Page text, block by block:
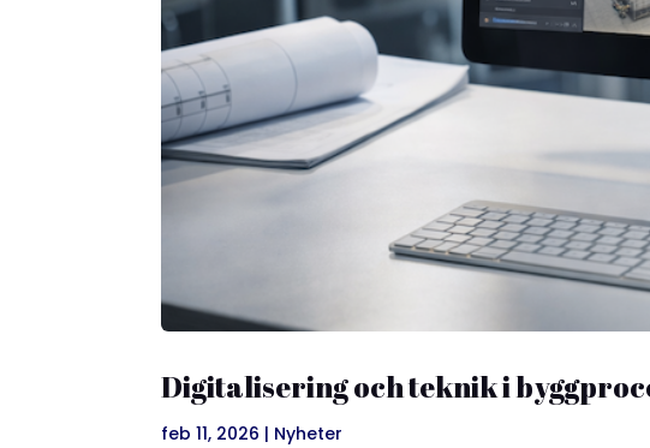
Digitalisering och teknik i
feb 11, 2026 | Nyheter